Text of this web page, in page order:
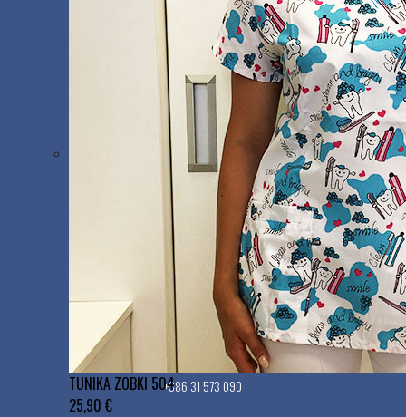
TUNIKA ZOBKI 504
25,90 €
Kontakt
Imate vprašanje? Vedno smo vam na voljo.
Odzvali se bomo kadarkoli znotraj našega delovnega
časa in z veseljem vam bomo pomagali.
Email: info@mediplus.si
Med delovnim časom smo dosegljivi tudi po telefonu:
+386 1 544 64 26
+386 31 573 090